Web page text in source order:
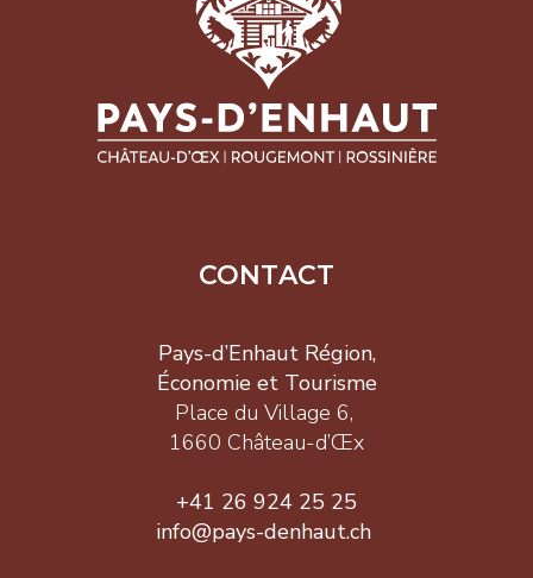
CONTACT
Pays-d’Enhaut Région,
Économie et Tourisme
Place du Village 6,
1660 Château-d’Œx
+41 26 924 25 25
info@pays-denhaut.ch